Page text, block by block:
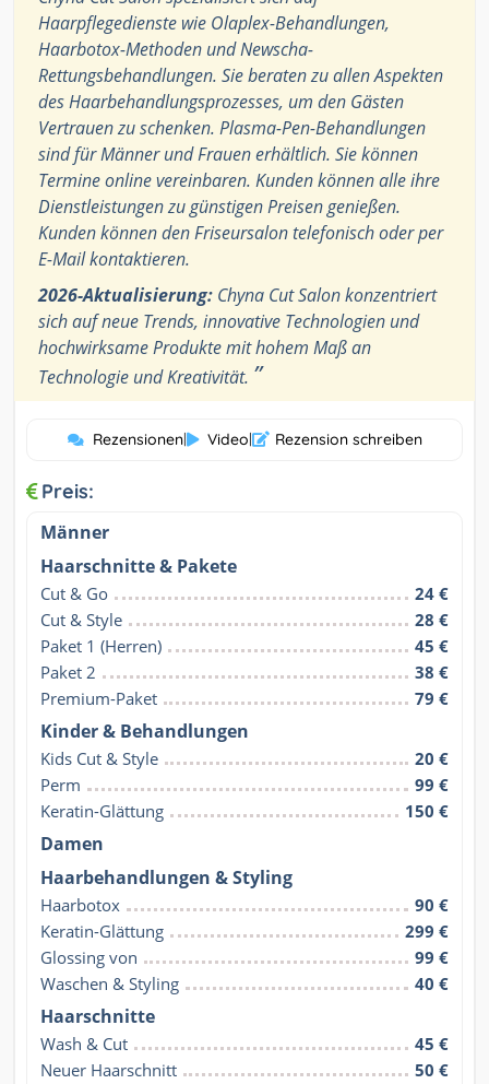
Haarpflegedienste wie Olaplex-Behandlungen,
Haarbotox-Methoden und Newscha-
Rettungsbehandlungen. Sie beraten zu allen Aspekten
des Haarbehandlungsprozesses, um den Gästen
Vertrauen zu schenken. Plasma-Pen-Behandlungen
sind für Männer und Frauen erhältlich. Sie können
Termine online vereinbaren. Kunden können alle ihre
Dienstleistungen zu günstigen Preisen genießen.
Kunden können den Friseursalon telefonisch oder per
E-Mail kontaktieren.
2026-Aktualisierung: Chyna Cut Salon konzentriert
sich auf neue Trends, innovative Technologien und
hochwirksame Produkte mit hohem Maß an
Technologie und Kreativität. ”
Rezensionen| Video| Rezension schreiben
Preis:
Männer
Haarschnitte & Pakete
Cut & Go
24 €
Cut & Style
28 €
Paket 1 (Herren)
45 €
Paket 2
38 €
Premium-Paket
79 €
Kinder & Behandlungen
Kids Cut & Style
20 €
Perm
99 €
Keratin-Glättung
150 €
Damen
Haarbehandlungen & Styling
Haarbotox
90 €
Keratin-Glättung
299 €
Glossing von
99 €
Waschen & Styling
40 €
Haarschnitte
Wash & Cut
45 €
Neuer Haarschnitt
50 €